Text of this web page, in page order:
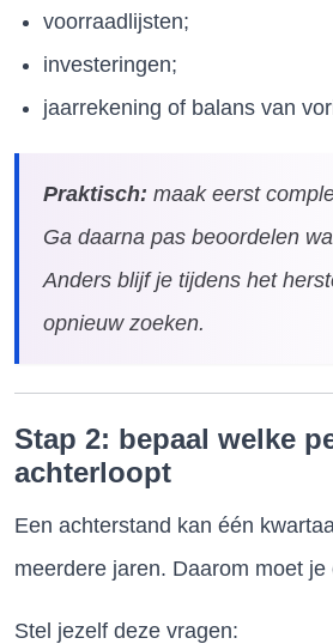
voorraadlijsten;
investeringen;
jaarrekening of balans van
Praktisch: maak eerst
Ga daarna pas beoordelen
Anders blijf je tijdens het
opnieuw zoeken.
Stap 2: bepaal welke
achterloopt
Een achterstand kan één
meerdere jaren. Daarom moet
Stel jezelf deze vragen: